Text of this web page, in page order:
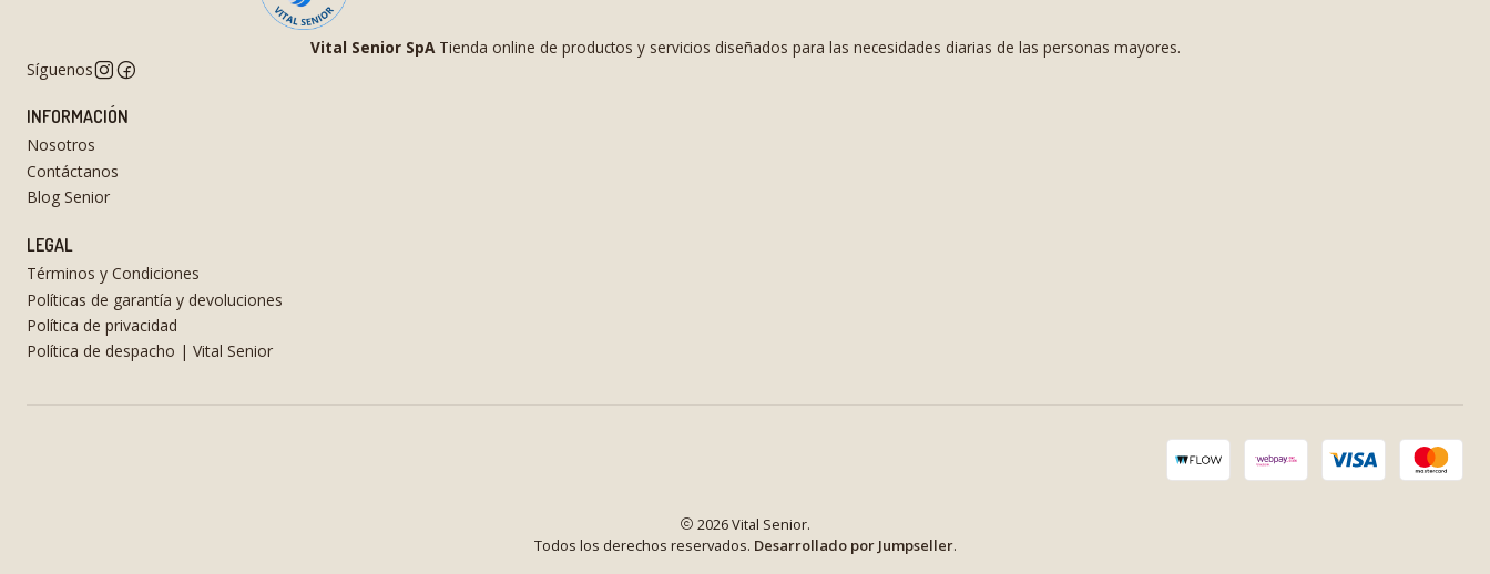
Vital Senior SpATienda online de productos y servicios diseñados para las necesidades diarias de las personas mayores.
Síguenos
INFORMACIÓN
Nosotros
Contáctanos
Blog Senior
LEGAL
Términos y Condiciones
Políticas de garantía y devoluciones
Política de privacidad
Política de despacho | Vital Senior
2026 Vital Senior.
Todos los derechos reservados. Desarrollado por Jumpseller.